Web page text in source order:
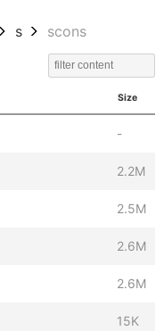
s scons
Size
-
2.2M
2.5M
2.6M
2.6M
15K